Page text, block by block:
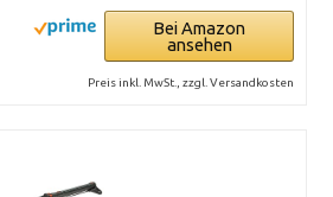
Bei Amazon
ansehen
Preis inkl. MwSt., zzgl. Versandkosten